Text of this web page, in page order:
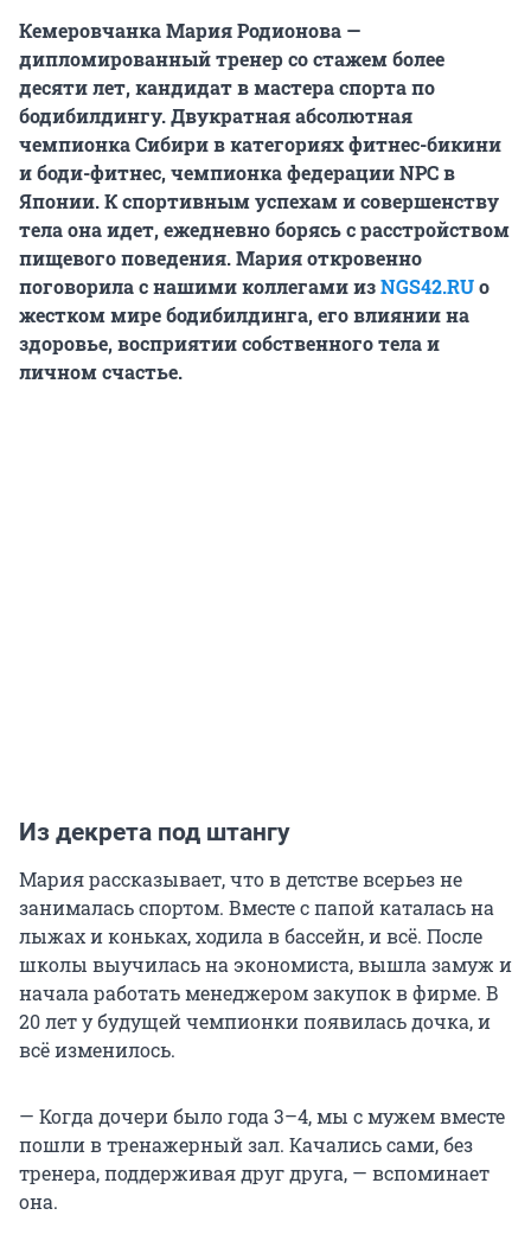
Кемеровчанка Мария Родионова —
дипломированный тренер со стажем более
десяти лет, кандидат в мастера спорта по
бодибилдингу. Двукратная абсолютная
чемпионка Сибири в категориях фитнес-бикини
и боди-фитнес, чемпионка федерации NPС в
Японии. К спортивным успехам и совершенству
тела она идет, ежедневно борясь с расстройством
пищевого поведения. Мария откровенно
поговорила с нашими коллегами изNGS42.RUо
жестком мире бодибилдинга, его влиянии на
здоровье, восприятии собственного тела и
личном счастье.
Из декрета под штангу
Мария рассказывает, что в детстве всерьез не
занималась спортом. Вместе с папой каталась на
лыжах и коньках, ходила в бассейн, и всё. После
школы выучилась на экономиста, вышла замуж и
начала работать менеджером закупок в фирме. В
20 лет у будущей чемпионки появилась дочка, и
всё изменилось.
— Когда дочери было года 3–4, мы с мужем вместе
пошли в тренажерный зал. Качались сами, без
тренера, поддерживая друг друга, — вспоминает
она.